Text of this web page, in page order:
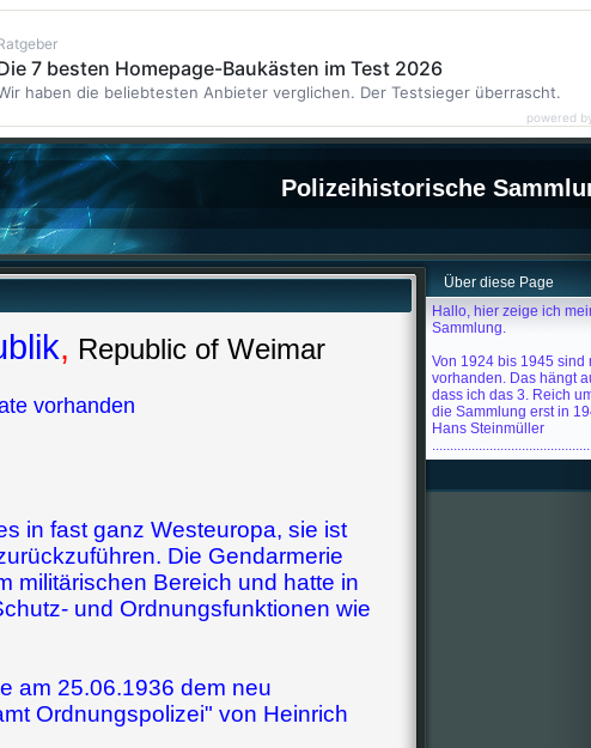
Polizeihistorische
, Republic of Weimar
vorhanden
in fast ganz Westeuropa, sie ist
Die Gendarmerie
militärischen Bereich und hatte in
und Ordnungsfunktionen wie
am 25.06.1936 dem neu
Ordnungspolizei" von Heinrich
Über diese Page
Hallo, hier zeige ich
Sammlung.
Von 1924 bis 1945 sind
vorhanden. Das hängt
dass ich das 3. Reich
die Sammlung erst in
Hans Steinmüller
7 besten Homepage-Baukästen im Test 2026
haben die beliebtesten Anbieter verglichen. Der Testsieger überrascht.
powered